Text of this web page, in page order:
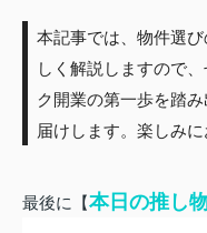
本記事では、物件選
しく解説しますので
ク開業の第一歩を踏
届けします。楽しみに
最後に【本日の推し